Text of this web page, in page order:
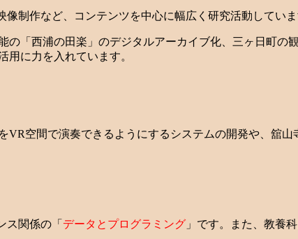
制作など、コンテンツを中心に幅広く研究活動していま
「西浦の田楽」のデジタルアーカイブ化、三ヶ日町の
に力を入れています。
空間で演奏できるようにするシステムの開発や、舘
ス関係の「 データとプログラミング 」です。また、教養